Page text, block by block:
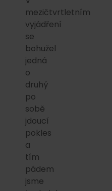
mezičtvrtletním
vyjádření
se
bohužel
jedná
o
druhý
po
sobě
jdoucí
pokles
a
tím
pádem
jsme